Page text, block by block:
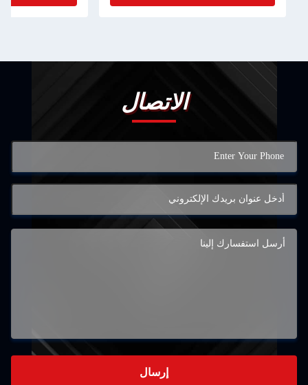
الاتصال
إرسال